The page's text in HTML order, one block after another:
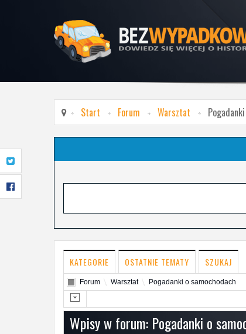
Start Forum Warsztat
KATEGORIE OSTATNIE TEMATY SZUKAJ
Forum Warsztat Pogadanki o samochodach
Wpisy w forum: Pogadanki o